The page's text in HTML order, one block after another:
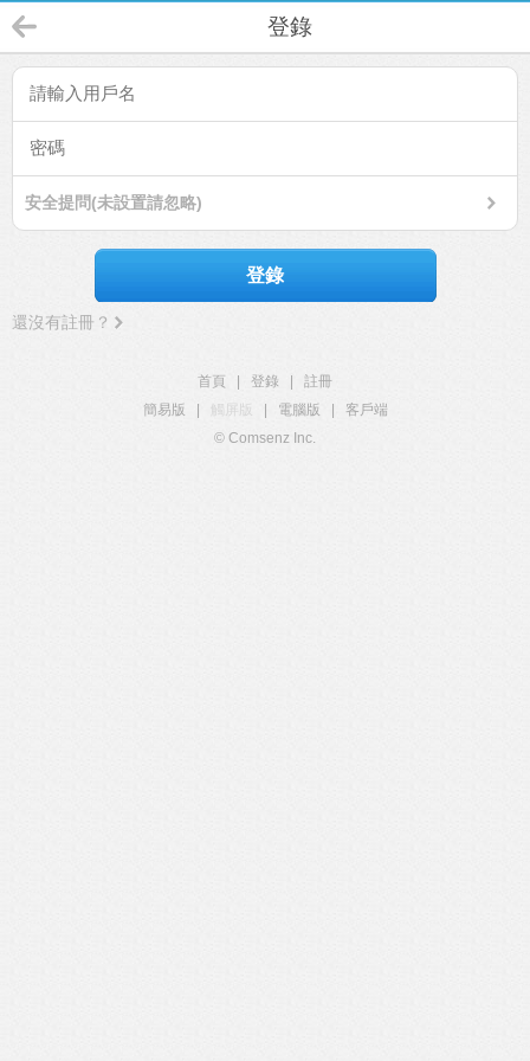
登錄
安全提問(未設置請忽略)
登錄
還沒有註冊？
首頁 登錄
註冊
簡易版
觸屏版 電腦版
客戶端
© Comsenz Inc.